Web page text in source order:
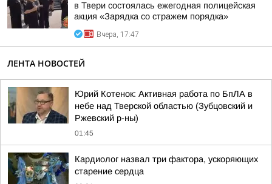
в Твери состоялась ежегодная полицейская
акция «Зарядка со стражем порядка»
Вчера, 17:47
ЛЕНТА НОВОСТЕЙ
Юрий Котенок: Активная работа по БпЛА в
небе над Тверской областью (Зубцовский и
Ржевский р-ны)
01:45
Кардиолог назвал три фактора, ускоряющих
старение сердца